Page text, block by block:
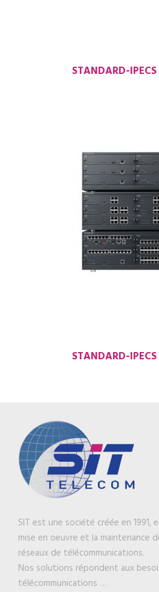
STANDARD-
STANDARD-
SIT est une société créée en 1991,
mise en oeuvre et la maintenance
réseaux de télécommunications.
Nos solutions répondent aux
télécommunications …